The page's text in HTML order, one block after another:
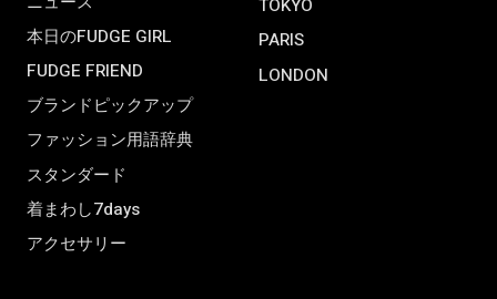
本日のFUDGE GIRL
FUDGE FRIEND
ブランドピックアップ
ファッション用語辞典
スタンダード
着まわし7days
アクセサリー
TOKYO
PARIS
LONDON